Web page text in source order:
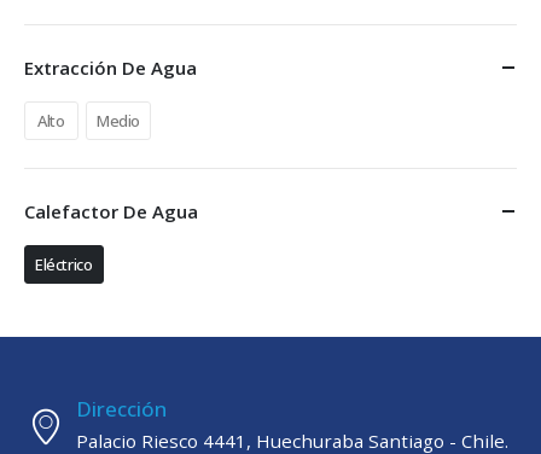
Extracción De Agua
Alto Medio
Calefactor De Agua
Eléctrico
Dirección
Palacio Riesco 4441, Huechuraba Santiago - Chile.